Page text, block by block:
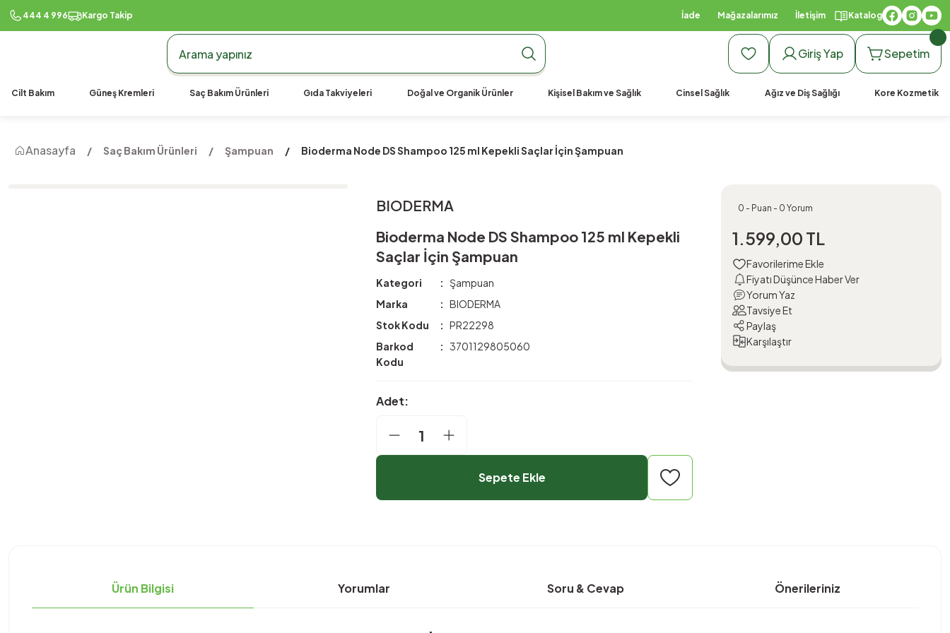
444 4 996 Kargo Takip
990 TL Üzeri Ücretsiz Kargo990 TL Üzeri Ücretsiz Kargo
İade Mağazalarımız İletişim Katalog
Giriş Yap Sepetim
Cilt Bakım Güneş Kremleri Saç Bakım Ürünleri Gıda Takviyeleri Doğal ve Organik Ürünler Kişisel Bakım ve Sağlık Cinsel Sağlık Ağız ve Diş Sağlığı Kore Kozmetik
Anasayfa Saç Bakım Ürünleri Şampuan Bioderma Node DS Shampoo 125 ml Kepekli Saçlar İçin Şampuan
BIODERMA
Bioderma Node DS Shampoo 125 ml Kepekli
Saçlar İçin Şampuan
Kategori
Şampuan
Marka
BIODERMA
Stok Kodu
PR22298
Barkod
Kodu
3701129805060
Adet:
Sepete Ekle
0 - Puan - 0 Yorum
1.599,00 TL
Fiyatı Düşünce Haber Ver
Yorum Yaz
Tavsiye Et
Paylaş
Karşılaştır
Ürün Bilgisi Yorumlar Soru & Cevap Önerileriniz